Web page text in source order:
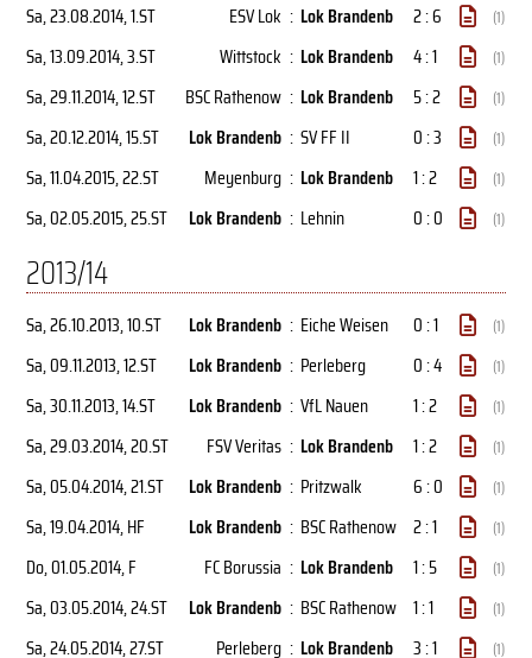
Sa, 23.08.2014, 1.ST ESV Lok : Lok Brandenb 2 : 6 (1)
Sa, 13.09.2014, 3.ST Wittstock : Lok Brandenb 4 : 1 (1)
Sa, 29.11.2014, 12.ST BSC Rathenow : Lok Brandenb 5 : 2 (1)
Sa, 20.12.2014, 15.ST Lok Brandenb : SV FF II 0 : 3 (1)
Sa, 11.04.2015, 22.ST Meyenburg : Lok Brandenb 1 : 2 (1)
Sa, 02.05.2015, 25.ST Lok Brandenb : Lehnin 0 : 0 (1)
2013/14
Sa, 26.10.2013, 10.ST Lok Brandenb : Eiche Weisen 0 : 1 (1)
Sa, 09.11.2013, 12.ST Lok Brandenb : Perleberg 0 : 4 (1)
Sa, 30.11.2013, 14.ST Lok Brandenb : VfL Nauen 1 : 2 (1)
Sa, 29.03.2014, 20.ST FSV Veritas : Lok Brandenb 1 : 2 (1)
Sa, 05.04.2014, 21.ST Lok Brandenb : Pritzwalk 6 : 0 (1)
Sa, 19.04.2014, HF Lok Brandenb : BSC Rathenow 2 : 1 (1)
Do, 01.05.2014, F FC Borussia : Lok Brandenb 1 : 5 (1)
Sa, 03.05.2014, 24.ST Lok Brandenb : BSC Rathenow 1 : 1 (1)
Sa, 24.05.2014, 27.ST Perleberg : Lok Brandenb 3 : 1 (1)